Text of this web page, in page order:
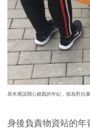
原本應該開心嬉戲的年紀，卻為對抗
身後負責物資站的